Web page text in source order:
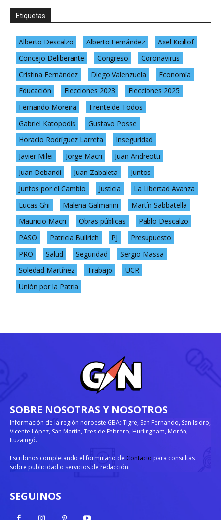
Etiquetas
Alberto Descalzo Alberto Fernández
Axel Kicillof
Concejo Deliberante
Congreso
Coronavirus
Cristina Fernández
Diego Valenzuela
Economía
Educación
Elecciones 2023
Elecciones 2025
Fernando Moreira
Frente de Todos
Gabriel Katopodis
Gustavo Posse
Horacio Rodríguez Larreta
Inseguridad
Javier Milei
Jorge Macri
Juan Andreotti
Juan Debandi
Juan Zabaleta
Juntos
Juntos por el Cambio
Justicia
La Libertad Avanza
Lucas Ghi
Malena Galmarini
Martín Sabbatella
Mauricio Macri
Obras públicas
Pablo Descalzo
PASO
Patricia Bullrich PJ
Presupuesto
PRO
Salud Seguridad
Sergio Massa
Soledad Martínez
Trabajo
UCR
Unión por la Patria
SOBRE NOSOTRAS Y NOSOTROS
Información de la región noroeste GBA: Tigre, San Fernando, San Isidro,
Vicente López, San Martín, Tres de Febrero, Hurlingham, Morón,
Ituzaingó.
Escribinos completando el formulario de Contacto para consultas
sobre publicidad o servicios de redacción.
SEGUINOS